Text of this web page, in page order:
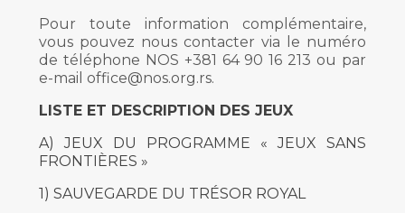
Pour toute information complémentaire,
vous pouvez nous contacter via le numéro
de téléphone NOS +381 64 90 16 213 ou par
e-mail office@nos.org.rs.
LISTE ET DESCRIPTION DES JEUX
A) JEUX DU PROGRAMME « JEUX SANS
FRONTIÈRES »
1) SAUVEGARDE DU TRÉSOR ROYAL